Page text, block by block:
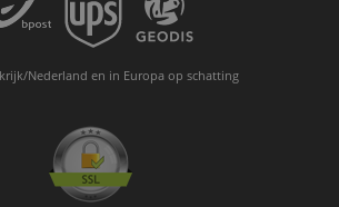
Nederland en in Europa op schatting